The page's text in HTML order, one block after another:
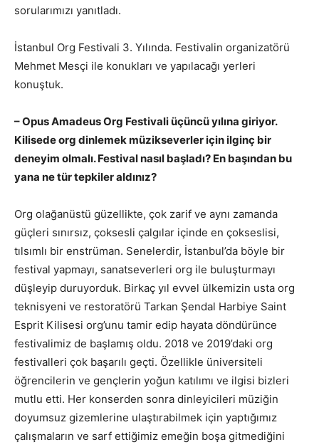
sorularımızı yanıtladı.
İstanbul Org Festivali 3. Yılında. Festivalin organizatörü
Mehmet Mesçi ile konukları ve yapılacağı yerleri
konuştuk.
– Opus Amadeus Org Festivali üçüncü yılına giriyor.
Kilisede org dinlemek müzikseverler için ilginç bir
deneyim olmalı. Festival nasıl başladı? En başından bu
yana ne tür tepkiler aldınız?
Org olağanüstü güzellikte, çok zarif ve aynı zamanda
güçleri sınırsız, çoksesli çalgılar içinde en çokseslisi,
tılsımlı bir enstrüman. Senelerdir, İstanbul’da böyle bir
festival yapmayı, sanatseverleri org ile buluşturmayı
düşleyip duruyorduk. Birkaç yıl evvel ülkemizin usta org
teknisyeni ve restoratörü Tarkan Şendal Harbiye Saint
Esprit Kilisesi org’unu tamir edip hayata döndürünce
festivalimiz de başlamış oldu. 2018 ve 2019’daki org
festivalleri çok başarılı geçti. Özellikle üniversiteli
öğrencilerin ve gençlerin yoğun katılımı ve ilgisi bizleri
mutlu etti. Her konserden sonra dinleyicileri müziğin
doyumsuz gizemlerine ulaştırabilmek için yaptığımız
çalışmaların ve sarf ettiğimiz emeğin boşa gitmediğini